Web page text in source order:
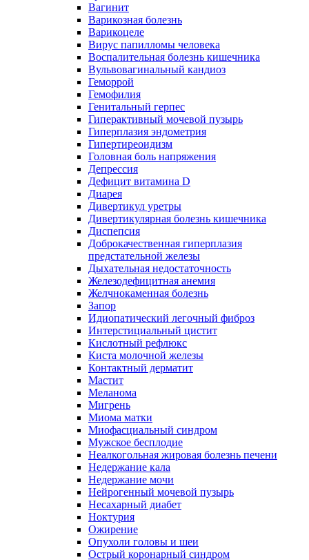
Вагинит
Варикозная болезнь
Варикоцеле
Вирус папилломы человека
Воспалительная болезнь кишечника
Вульвовагинальный кандиоз
Геморрой
Гемофилия
Генитальный герпес
Гиперактивный мочевой пузырь
Гиперплазия эндометрия
Гипертиреоидизм
Головная боль напряжения
Депрессия
Дефицит витамина D
Диарея
Дивертикул уретры
Дивертикулярная болезнь кишечника
Диспепсия
Доброкачественная гиперплазия
предстательной железы
Дыхательная недостаточность
Железодефицитная анемия
Желчнокаменная болезнь
Запор
Идиопатический легочный фиброз
Интерстициальный цистит
Кислотный рефлюкс
Киста молочной железы
Контактный дерматит
Мастит
Меланома
Мигрень
Миома матки
Миофасциальный синдром
Мужское бесплодие
Неалкогольная жировая болезнь печени
Недержание кала
Недержание мочи
Нейрогенный мочевой пузырь
Несахарный диабет
Ноктурия
Ожирение
Опухоли головы и шеи
Острый коронарный синдром